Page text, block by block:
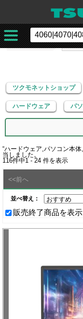
ツクモネットショップ
ハードウェア
パソ
ツクモネットショップ
ハードウェア パ
“ハードウェア,パソコン本体
当しました。
116件中1 - 24 件を表示
<<前へ
並べ替え：
販売終了商品を表